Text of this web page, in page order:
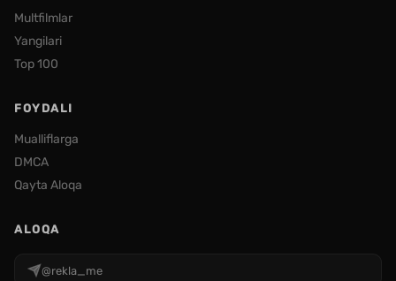
Multfilmlar
Yangilari
Top 100
FOYDALI
Mualliflarga
DMCA
Qayta Aloqa
ALOQA
@rekla_me